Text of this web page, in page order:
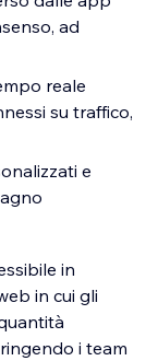
ad
reale
su traffico,
e
in
in cui gli
i team